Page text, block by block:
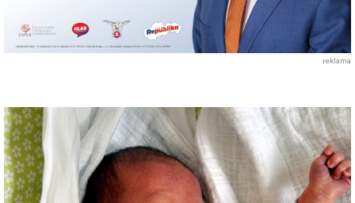
reklama